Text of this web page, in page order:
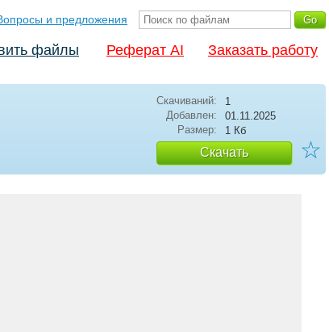
и предложения
файлы Реферат AI Заказать работу
Скачиваний:
1
Добавлен:
01.11.2025
Размер:
1 Кб
Скачать ☆